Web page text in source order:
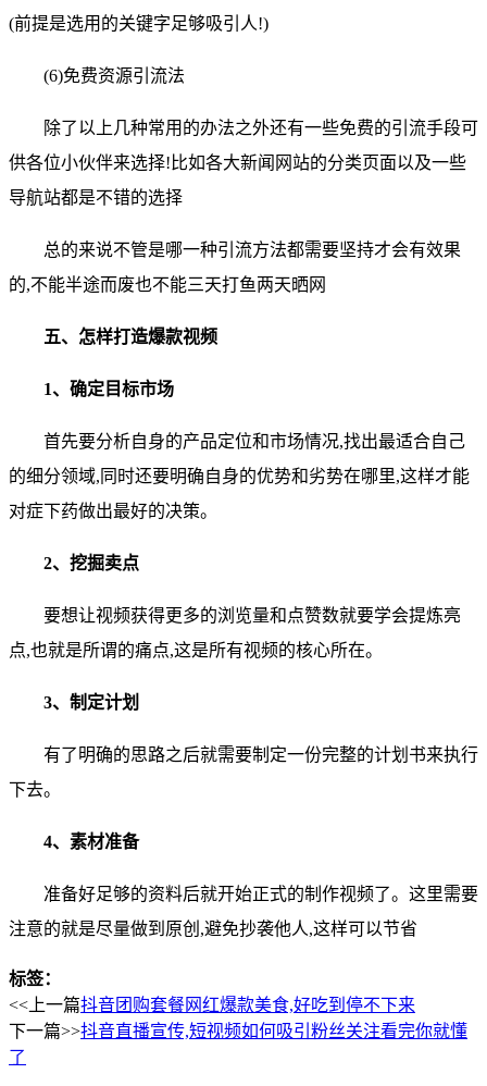
(前提是选用的关键字足够吸引人!)
(6)免费资源引流法
除了以上几种常用的办法之外还有一些免费的引流手段可
供各位小伙伴来选择!比如各大新闻网站的分类页面以及一些
导航站都是不错的选择
总的来说不管是哪一种引流方法都需要坚持才会有效果
的,不能半途而废也不能三天打鱼两天晒网
五、怎样打造爆款视频
1、确定目标市场
首先要分析自身的产品定位和市场情况,找出最适合自己
的细分领域,同时还要明确自身的优势和劣势在哪里,这样才能
对症下药做出最好的决策。
2、挖掘卖点
要想让视频获得更多的浏览量和点赞数就要学会提炼亮
点,也就是所谓的痛点,这是所有视频的核心所在。
3、制定计划
有了明确的思路之后就需要制定一份完整的计划书来执行
下去。
4、素材准备
准备好足够的资料后就开始正式的制作视频了。这里需要
注意的就是尽量做到原创,避免抄袭他人,这样可以节省
标签：
<<上一篇抖音团购套餐网红爆款美食,好吃到停不下来
下一篇>>抖音直播宣传,短视频如何吸引粉丝关注看完你就懂
了